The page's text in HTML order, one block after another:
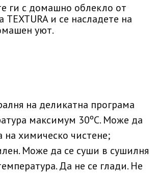
ги с домашно облекло от
TEXTURA и се насладете на
уют.
на деликатна програма
максимум 30ºC. Може да
на химическо чистене;
Може да се суши в сушилня
Да не се глади. Не